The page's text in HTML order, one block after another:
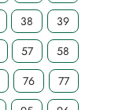
38
39
57
58
76
77